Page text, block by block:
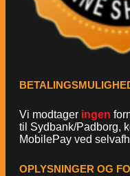
Vi modtager ingen
til Sydbank/Padborg,
MobilePay ved
OPLYSNINGER OG